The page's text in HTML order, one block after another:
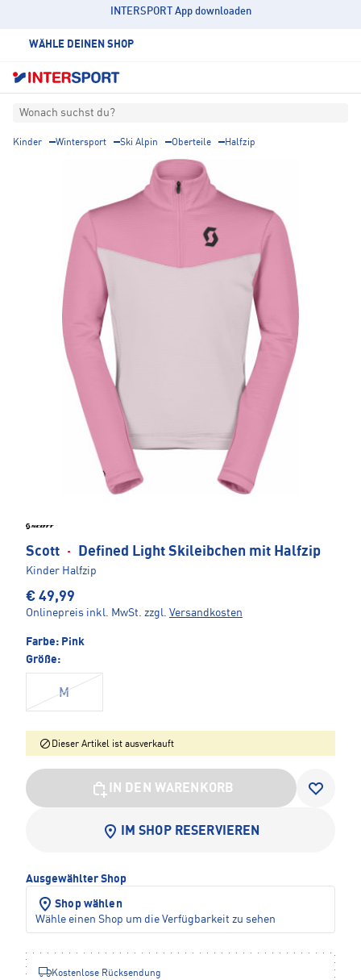
INTERSPORT App downloaden
WÄHLE DEINEN SHOP
Wonach suchst du?
Kinder Wintersport Ski Alpin Oberteile Halfzip
Scott · Defined Light Skileibchen mit Halfzip
Kinder Halfzip
€ 49,99
Onlinepreis inkl. MwSt. zzgl. Versandkosten
Farbe: Pink
Größe:
M
Dieser Artikel ist ausverkauft
IN DEN WARENKORB
IM SHOP RESERVIEREN
Ausgewählter Shop
Shop wählen
Wähle einen Shop um die Verfügbarkeit zu sehen
Kostenlose Rücksendung